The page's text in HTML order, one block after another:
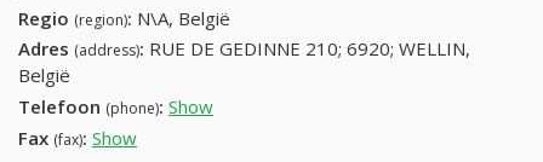
Regio (region): N\A, België
Adres (address): RUE DE GEDINNE 210; 6920; WELLIN,
België
Telefoon (phone): Show
Fax (fax): Show